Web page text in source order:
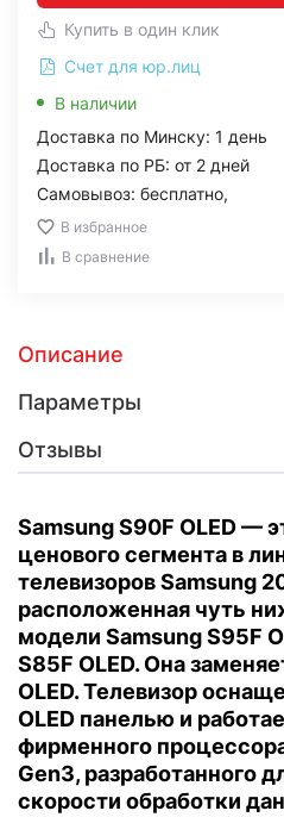
Купить в один клик
Счет для юр.лиц
В наличии
Доставка по Минску: 1 день
Доставка по РБ: от 2 дней
Самовывоз: бесплатно,
В избранное
В сравнение
Описание
Параметры
Отзывы
Samsung S90F OLED —
ценового сегмента в
телевизоров Samsung
расположенная чуть
модели Samsung S95F
S85F OLED. Она
OLED.Телевизор
OLED панелью и
фирменного
Gen3, разработанного
скорости обработки